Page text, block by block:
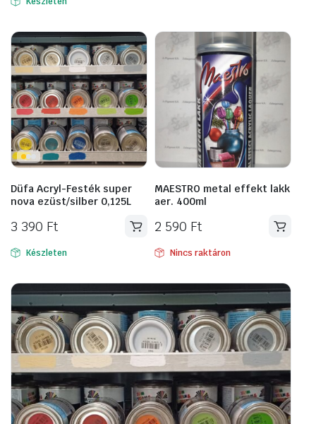
950 Ft.
990 Ft.
Düfa Acryl-Festék super
nova ezüst/silber 0,125L
3 390 Ft
Készleten
MAESTRO metal effekt lakk
aer. 400ml
2 590 Ft
Nincs raktáron